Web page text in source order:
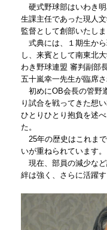
硬式野球部はいわき
生課主任であった現人
監督として創部いたしま
式典には、１期生から
し、来賓として南東北
わき野球連盟 審判副部
五十嵐幸一先生が臨席さ
初めにOB会長の管野
り試合を戦ってきた想
ひとりひとり抱負を述
た。
25年の歴史はこれま
いが重ねられています。
現在、部員の減少な
絆は強く、さらに活躍